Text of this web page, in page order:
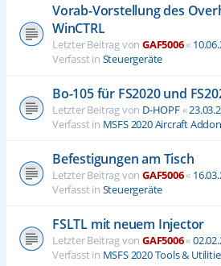
Vorab-Vorstellung des
WinCTRL
Letzter Beitrag von GAF5006«
Verfasst in Steuergeräte
Bo-105 für FS2020 und
Letzter Beitrag von D-HOPF«
Verfasst in MSFS 2020 Aircraft
Befestigungen am Tisch
Letzter Beitrag von GAF5006«
Verfasst in Steuergeräte
FSLTL mit neuem Injector
Letzter Beitrag von GAF5006«
Verfasst in MSFS 2020 Tools &